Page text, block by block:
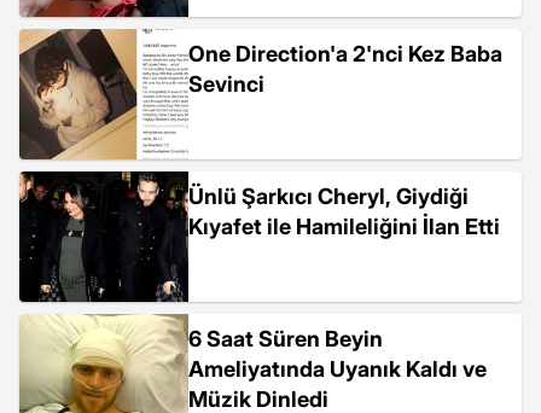
One Direction'a 2'nci Kez Baba
Sevinci
Ünlü Şarkıcı Cheryl, Giydiği
Kıyafet ile Hamileliğini İlan Etti
6 Saat Süren Beyin
Ameliyatında Uyanık Kaldı ve
Müzik Dinledi